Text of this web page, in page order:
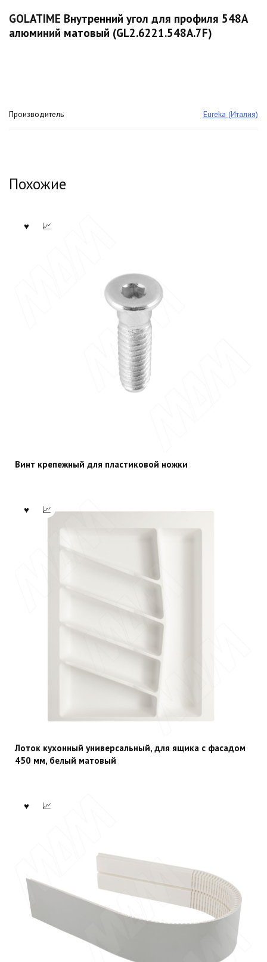
GOLATIME Внутренний угол для профиля 548A
алюминий матовый (GL2.6221.548A.7F)
Производитель Eureka (Италия)
Похожие
Винт крепежный для пластиковой ножки
Лоток кухонный универсальный, для ящика с фасадом
450 мм, белый матовый